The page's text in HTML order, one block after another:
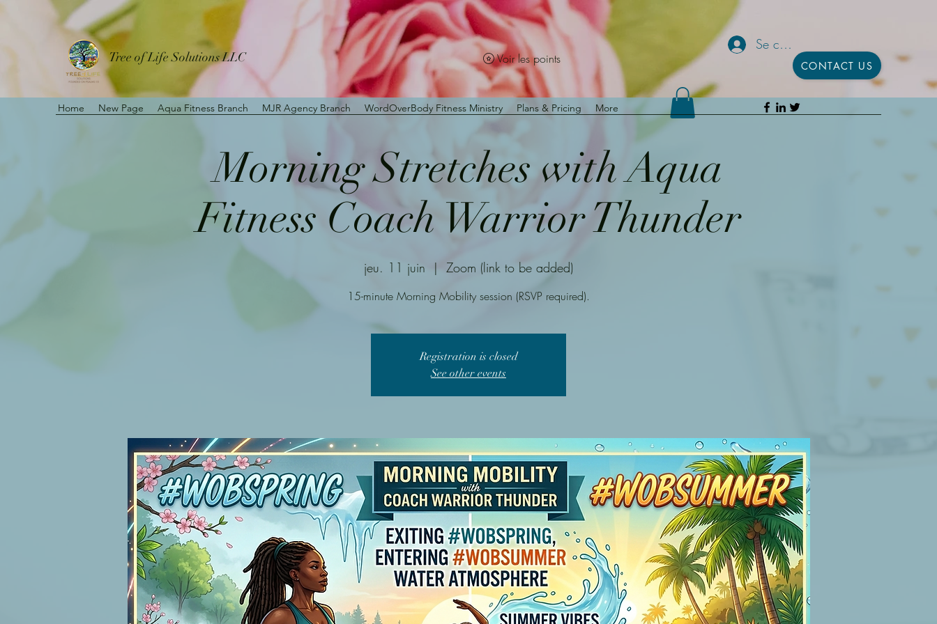
Tree of Life Solutions LLC
CONTACT US
Se connecter
Home New Page Aqua Fitness Branch MJR Agency Branch WordOverBody Fitness Ministry Plans & Pricing More
Voir les points
Morning Stretches with Aqua
Fitness Coach Warrior Thunder
jeu. 11 juin
  |
Zoom (link to be added)
15-minute Morning Mobility session (RSVP required).
Registration is closed
See other events